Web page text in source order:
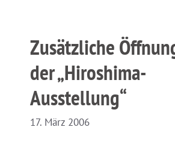
Zusätzliche
der „Hiroshima-
Ausstellung“
17. März 2006